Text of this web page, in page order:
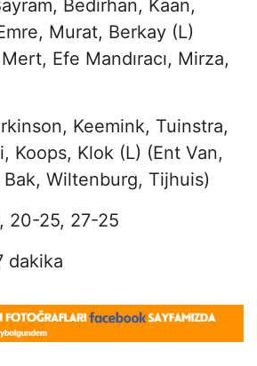
Bedirhan, Kaan,
Murat, Berkay (L)
Efe Mandıracı, Mirza,
Keemink, Tuinstra,
Koops, Klok (L) (Ent Van,
Wiltenburg, Tijhuis)
20-25, 27-25
dakika